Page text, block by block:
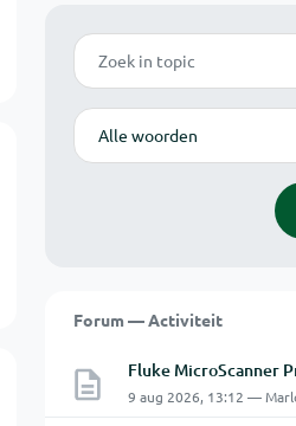
Zoek
Modus
Forum — Activiteit
9 aug 2026, 13:12 —